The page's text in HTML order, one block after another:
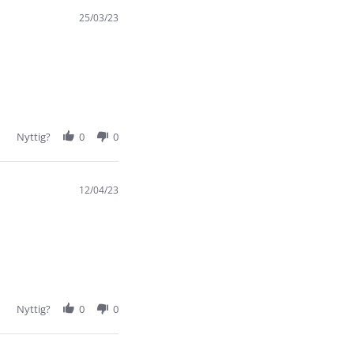
25/03/23
Nyttig? 0 0
12/04/23
Nyttig? 0 0